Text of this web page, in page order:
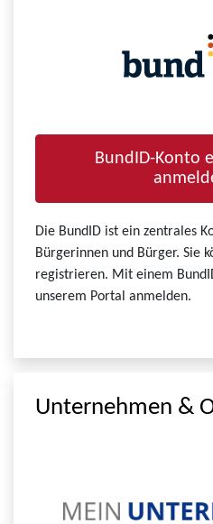
BundID-Konto
Die BundID ist ein zentrales
Bürgerinnen und Bürger. Sie
registrieren. Mit einem
unserem Portal anmelden.
Unternehmen &